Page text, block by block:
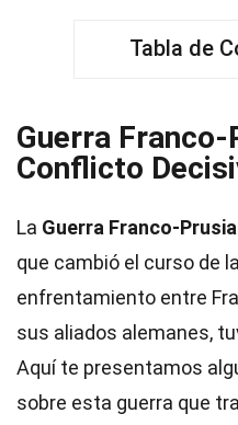
Tabla de
Guerra Franco-
Conflicto
La Guerra Franco-
que cambió el curso de la
enfrentamiento entre
sus aliados alemanes,
Aquí te presentamos
sobre esta guerra que